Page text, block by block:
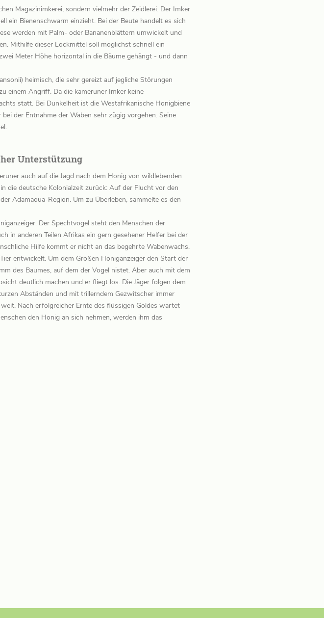
Magazinimkerei, sondern vielmehr der Zeidlerei. Der Imker
ein Bienenschwarm einzieht. Bei der Beute handelt es sich
werden mit Palm- oder Bananenblättern umwickelt und
Mithilfe dieser Lockmittel soll möglichst schnell ein
Meter Höhe horizontal in die Bäume gehängt - und dann
heimisch, die sehr gereizt auf jegliche Störungen
einem Angriff. Da die kameruner Imker keine
statt. Bei Dunkelheit ist die Westafrikanische Honigbiene
der Entnahme der Waben sehr zügig vorgehen. Seine
Unterstützung
auch auf die Jagd nach dem Honig von wildlebenden
die deutsche Kolonialzeit zurück: Auf der Flucht vor den
Adamaoua-Region. Um zu Überleben, sammelte es den
Der Spechtvogel steht den Menschen der
in anderen Teilen Afrikas ein gern gesehener Helfer bei der
Hilfe kommt er nicht an das begehrte Wabenwachs.
entwickelt. Um dem Großen Honiganzeiger den Start der
des Baumes, auf dem der Vogel nistet. Aber auch mit dem
deutlich machen und er fliegt los. Die Jäger folgen dem
Abständen und mit trillerndem Gezwitscher immer
Nach erfolgreicher Ernte des flüssigen Goldes wartet
den Honig an sich nehmen, werden ihm das